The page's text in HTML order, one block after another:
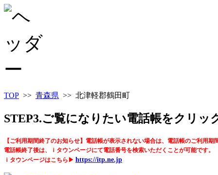
TOP >> 青森県 >> 北津軽郡鶴田町
STEP3.ご覧になりたい電話帳をクリッ
【ご利用期間終了のお知らせ】電話帳が表示されない場合は、電話帳のご利用期
電話帳終了後は、ｉタウンページにて電話番号を検索いただくことが可能です。
ｉタウンページはこちら▶ https://itp.ne.jp